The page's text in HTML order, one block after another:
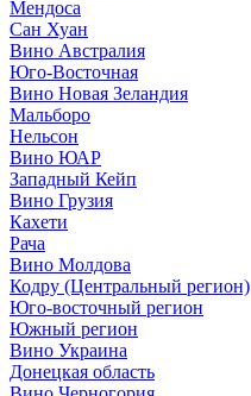
Мендоса
Сан Хуан
Вино Австралия
Юго-Восточная
Вино Новая Зеландия
Мальборо
Нельсон
Вино ЮАР
Западный Кейп
Вино Грузия
Кахети
Рача
Вино Молдова
Кодру (Центральный регион)
Юго-восточный регион
Южный регион
Вино Украина
Донецкая область